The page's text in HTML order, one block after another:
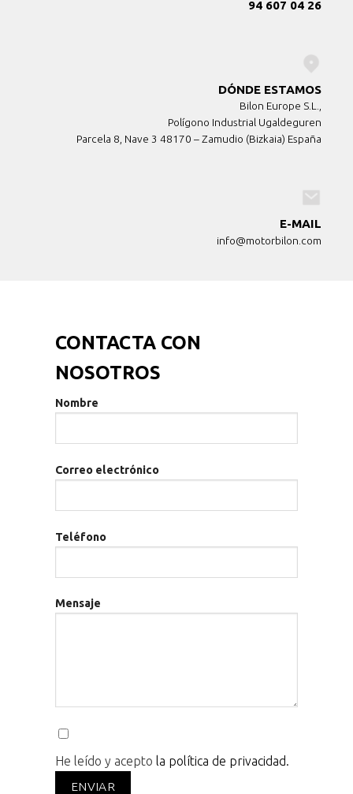
94 607 04 26
DÓNDE ESTAMOS
Bilon Europe S.L.,
Polígono Industrial Ugaldeguren
Parcela 8, Nave 3 48170 – Zamudio (Bizkaia) España
E-MAIL
info@motorbilon.com
CONTACTA CON
NOSOTROS
Nombre
Correo electrónico
Teléfono
Mensaje
He leído y acepto la política de privacidad.